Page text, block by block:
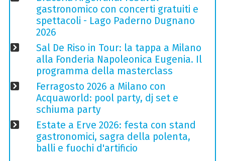
gastronomico con concerti gratuiti e
spettacoli - Lago Paderno Dugnano
2026
Sal De Riso in Tour: la tappa a Milano
alla Fonderia Napoleonica Eugenia. Il
programma della masterclass
Ferragosto 2026 a Milano con
Acquaworld: pool party, dj set e
schiuma party
Estate a Erve 2026: festa con stand
gastronomici, sagra della polenta,
balli e fuochi d'artificio